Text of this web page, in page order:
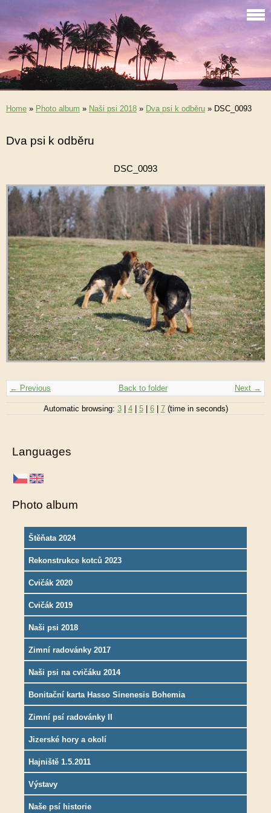
Home » Photo album » Naši psi 2018 » Dva psi k odběru » DSC_0093
Dva psi k odběru
DSC_0093
← Previous Next →
Back to folder
Automatic browsing: 3| 4| 5| 6| 7(time in seconds)
Languages
Photo album
Štěňata 2024
Rekonstrukce kotců 2023
Cvičák 2020
Cvičák 2019
Naši psi 2018
Zimní radovánky 2017
Naši psi na cvičáku 2014
Bonitační karta Hasso Sinenesis Bohemia
Zimní psí radovánky II
Jizerské hory a okolí
Hajniště 1.5.2011
Výstavy
Naše psí historie